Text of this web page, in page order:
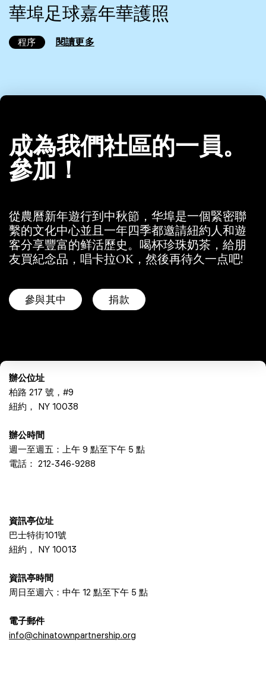
華埠足球嘉年華護照
程序 閱讀更多
成為我們社區的一員。
參加！
從農曆新年遊行到中秋節，华埠是一個緊密聯
繫的文化中心並且一年四季都邀請紐約人和遊
客分享豐富的鲜活歷史。喝杯珍珠奶茶，給朋
友買紀念品，唱卡拉OK，然後再待久一点吧!
參與其中 捐款
辦公位址
柏路 217 號，#9
紐約， NY 10038
辦公時間
週一至週五：上午 9 點至下午 5 點
電話： 212-346-9288
資訊亭位址
巴士特街101號
紐約， NY 10013
資訊亭時間
周日至週六：中午 12 點至下午 5 點
電子郵件
info@chinatownpartnership.org